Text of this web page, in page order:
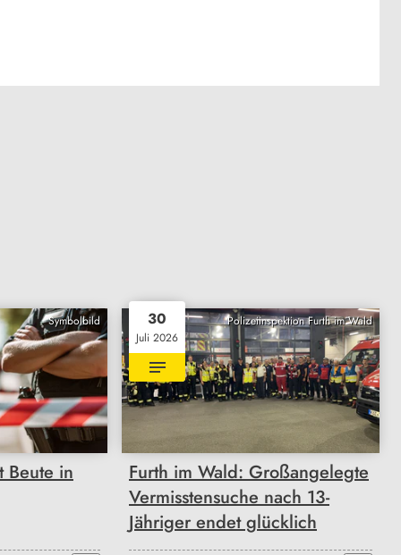
Symbolbild
Beute in
Polizeiinspektion Furth im Wald
30
Juli 2026
Furth im Wald: Großangelegte
Vermisstensuche nach 13-
Jähriger endet glücklich